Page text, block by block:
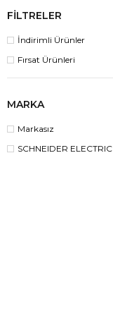
FILTRELER
İndirimli Ürünler
Fırsat Ürünleri
MARKA
Markasız
SCHNEIDER ELECTRIC